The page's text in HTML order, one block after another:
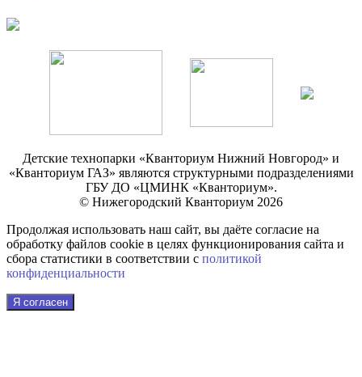
Детские технопарки «Кванториум Нижний Новгород» и
«Кванториум ГАЗ» являются структурными подразделениями
ГБУ ДО «ЦМИНК «Кванториум».
© Нижегородский Кванториум 2026
Продолжая использовать наш сайт, вы даёте согласие на
обработку файлов cookie в целях функционирования сайта и
сбора статистики в соответствии с политикой
конфиденциальности
Я согласен